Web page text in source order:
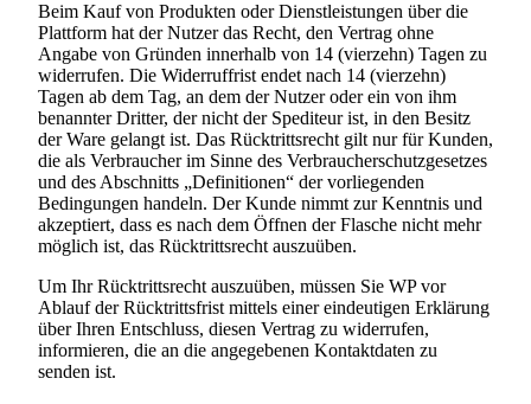
Beim Kauf von Produkten oder Dienstleistungen über die
Plattform hat der Nutzer das Recht, den Vertrag ohne
Angabe von Gründen innerhalb von 14 (vierzehn) Tagen zu
widerrufen. Die Widerruffrist endet nach 14 (vierzehn)
Tagen ab dem Tag, an dem der Nutzer oder ein von ihm
benannter Dritter, der nicht der Spediteur ist, in den Besitz
der Ware gelangt ist. Das Rücktrittsrecht gilt nur für Kunden,
die als Verbraucher im Sinne des Verbraucherschutzgesetzes
und des Abschnitts „Definitionen“ der vorliegenden
Bedingungen handeln. Der Kunde nimmt zur Kenntnis und
akzeptiert, dass es nach dem Öffnen der Flasche nicht mehr
möglich ist, das Rücktrittsrecht auszuüben.
Um Ihr Rücktrittsrecht auszuüben, müssen Sie WP vor
Ablauf der Rücktrittsfrist mittels einer eindeutigen Erklärung
über Ihren Entschluss, diesen Vertrag zu widerrufen,
informieren, die an die angegebenen Kontaktdaten zu
senden ist.